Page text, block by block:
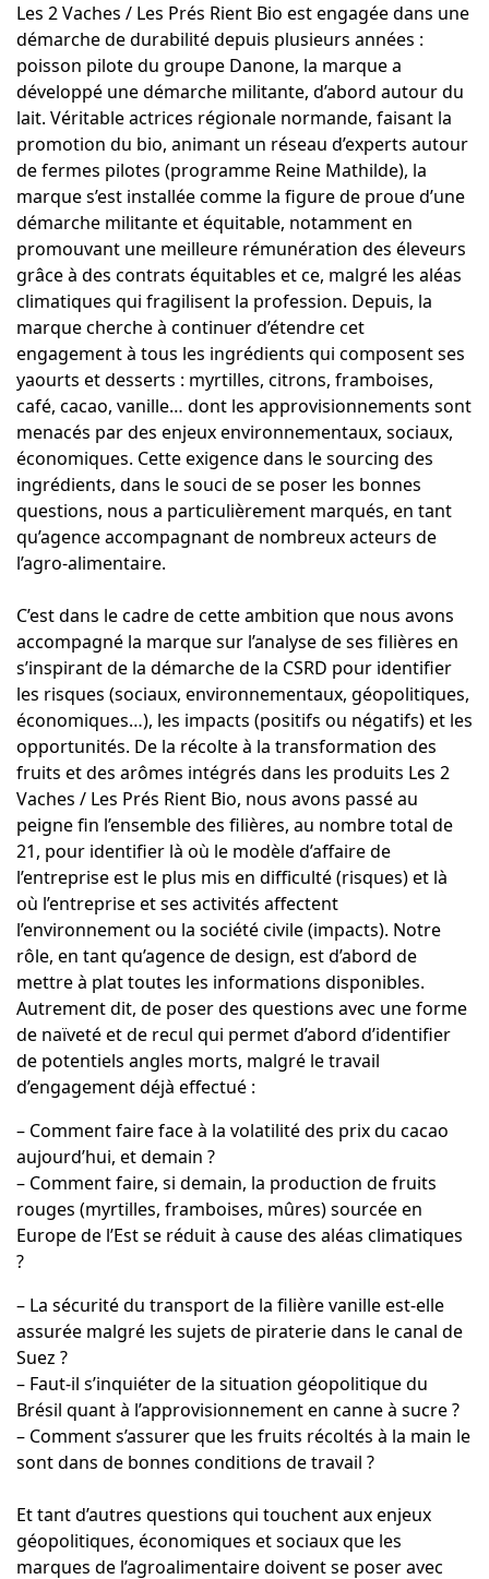
Les 2 Vaches / Les Prés Rient Bio est engagée dans une
démarche de durabilité depuis plusieurs années :
poisson pilote du groupe Danone, la marque a
développé une démarche militante, d’abord autour du
lait. Véritable actrices régionale normande, faisant la
promotion du bio, animant un réseau d’experts autour
de fermes pilotes (programme Reine Mathilde), la
marque s’est installée comme la figure de proue d’une
démarche militante et équitable, notamment en
promouvant une meilleure rémunération des éleveurs
grâce à des contrats équitables et ce, malgré les aléas
climatiques qui fragilisent la profession. Depuis, la
marque cherche à continuer d’étendre cet
engagement à tous les ingrédients qui composent ses
yaourts et desserts : myrtilles, citrons, framboises,
café, cacao, vanille… dont les approvisionnements sont
menacés par des enjeux environnementaux, sociaux,
économiques. Cette exigence dans le sourcing des
ingrédients, dans le souci de se poser les bonnes
questions, nous a particulièrement marqués, en tant
qu’agence accompagnant de nombreux acteurs de
l’agro-alimentaire.
C’est dans le cadre de cette ambition que nous avons
accompagné la marque sur l’analyse de ses filières en
s’inspirant de la démarche de la CSRD pour identifier
les risques (sociaux, environnementaux, géopolitiques,
économiques…), les impacts (positifs ou négatifs) et les
opportunités. De la récolte à la transformation des
fruits et des arômes intégrés dans les produits Les 2
Vaches / Les Prés Rient Bio, nous avons passé au
peigne fin l’ensemble des filières, au nombre total de
21, pour identifier là où le modèle d’affaire de
l’entreprise est le plus mis en difficulté (risques) et là
où l’entreprise et ses activités affectent
l’environnement ou la société civile (impacts). Notre
rôle, en tant qu’agence de design, est d’abord de
mettre à plat toutes les informations disponibles.
Autrement dit, de poser des questions avec une forme
de naïveté et de recul qui permet d’abord d’identifier
de potentiels angles morts, malgré le travail
d’engagement déjà effectué :
– Comment faire face à la volatilité des prix du cacao
aujourd’hui, et demain ?
– Comment faire, si demain, la production de fruits
rouges (myrtilles, framboises, mûres) sourcée en
Europe de l’Est se réduit à cause des aléas climatiques
?
– La sécurité du transport de la filière vanille est-elle
assurée malgré les sujets de piraterie dans le canal de
Suez ?
– Faut-il s’inquiéter de la situation géopolitique du
Brésil quant à l’approvisionnement en canne à sucre ?
– Comment s’assurer que les fruits récoltés à la main le
sont dans de bonnes conditions de travail ?
Et tant d’autres questions qui touchent aux enjeux
géopolitiques, économiques et sociaux que les
marques de l’agroalimentaire doivent se poser avec